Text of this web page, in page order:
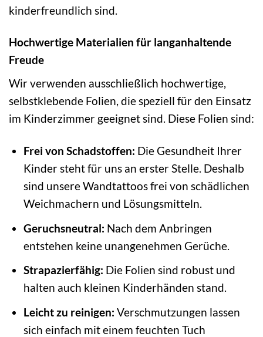
kinderfreundlich sind.
Hochwertige Materialien für langanhaltende
Freude
Wir verwenden ausschließlich hochwertige,
selbstklebende Folien, die speziell für den Einsatz
im Kinderzimmer geeignet sind. Diese Folien sind:
Frei von Schadstoffen: Die Gesundheit Ihrer
Kinder steht für uns an erster Stelle. Deshalb
sind unsere Wandtattoos frei von schädlichen
Weichmachern und Lösungsmitteln.
Geruchsneutral: Nach dem Anbringen
entstehen keine unangenehmen Gerüche.
Strapazierfähig: Die Folien sind robust und
halten auch kleinen Kinderhänden stand.
Leicht zu reinigen: Verschmutzungen lassen
sich einfach mit einem feuchten Tuch